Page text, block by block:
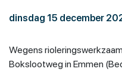
dinsdag 15 december
Wegens
Bokslootweg in Emmen